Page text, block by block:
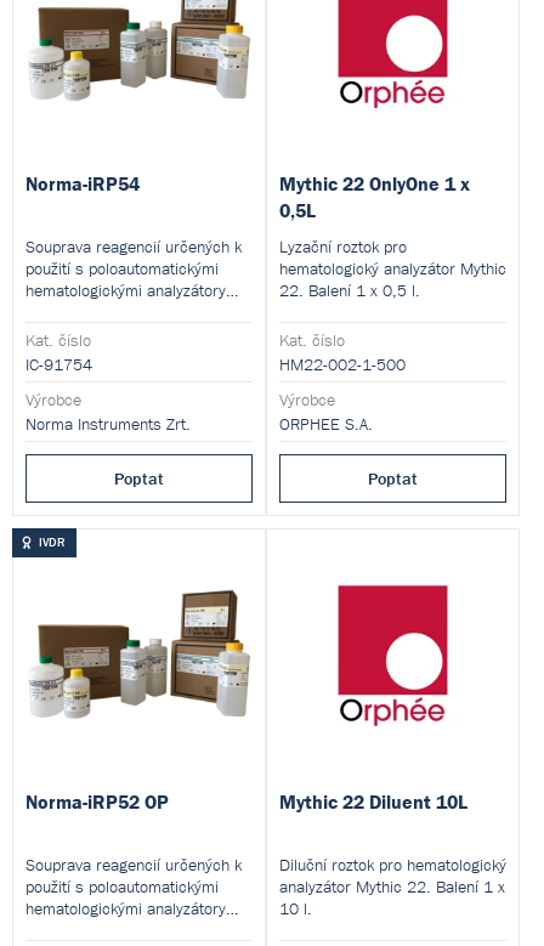
Norma-iRP54
Souprava reagencií určených k
použití s poloautomatickými
hematologickými analyzátory
Kat. číslo
IC-91754
Výrobce
Norma Instruments Zrt.
Poptat
Mythic 22 OnlyOne 1 x
0,5L
Lyzační roztok pro
hematologický analyzátor Mythic
22. Balení 1 x 0,5 l.
Kat. číslo
HM22-002-1-500
Výrobce
ORPHEE S.A.
Poptat
IVDR
Norma-iRP52 OP
Souprava reagencií určených k
použití s poloautomatickými
hematologickými analyzátory
Mythic 22 Diluent 10L
Diluční roztok pro hematologický
analyzátor Mythic 22. Balení 1 x
10 l.